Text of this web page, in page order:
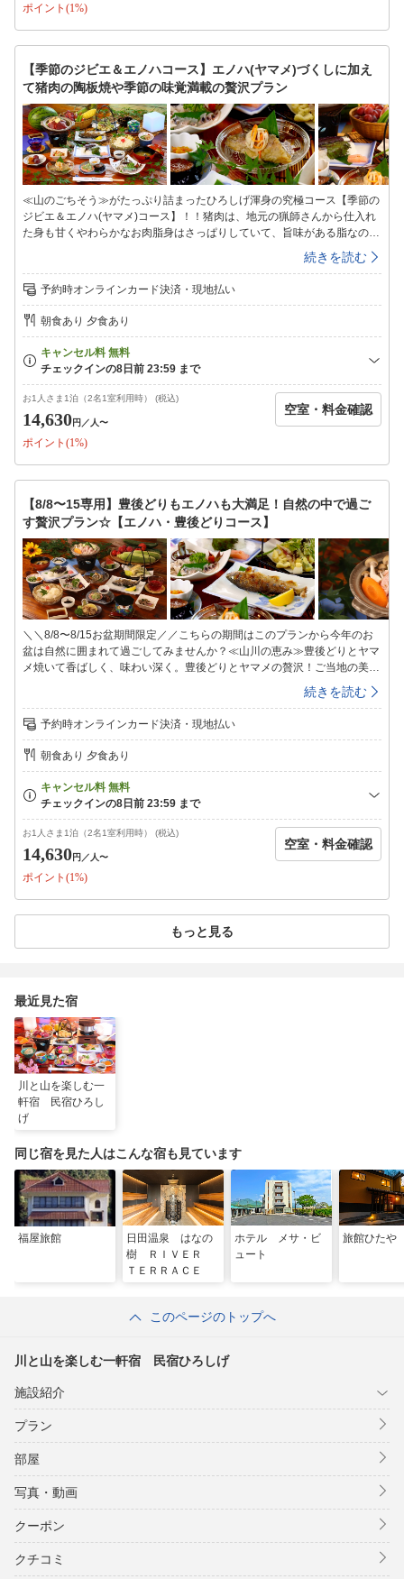
香の物・自家製シソジュース※写真は一例です。※季節や仕入れ状況など
す。4.5畳から2間続きの和室までご利用シーンに合わせてご自由にお選び
ください。※ペット受入不可※ご希望のお客様はペット専用プランからご
予約をお願いいたします。◇お風呂◇1か所の貸切風呂となっていますの
で、空いているタイミングでご利用ください。＜入浴時間＞１６：００〜
２1：００※朝はシャワーのみ利用可能です。※冬季期間(11/1〜3/31)は
暖房費として1部屋ごとに500円別途頂戴いたします。現地にてお支払い
ください。
ポイント(1%)
【季節のジビエ＆エノハコース】エノハ(ヤマメ)づくしに加え
て猪肉の陶板焼や季節の味覚満載の贅沢プラン
≪山のごちそう≫がたっぷり詰まったひろしげ渾身の究極コース【季節の
ジビエ＆エノハ(ヤマメ)コース】！！猪肉は、地元の猟師さんから仕入れ
た身も甘くやわらかなお肉脂身はさっぱりしていて、旨味がある脂なので
是非、赤身部分と一緒にご堪能ください！！【エノハって何？？】エノハ
とは九州の一部で使われる言葉で『ヤマメ』の事を意味します当館のヤマ
メは新鮮な山からの水を引いて育てている為川魚特有の臭みがまったくな
く獲れたてをご提供しております。川魚が苦手な方も一度食べたらまた食
べたいとなる事間違い無し☆彡当館は昔からエノハ（ヤマメ）の養殖業を
営む「エノハ屋」ですそんな当館だからこそ、新鮮なエノハを中心とした
山の幸が楽しめます山里の味覚をご堪能ください〜季節のジビエ＆エノハ
コース/夕食一例〜☆しし肉の陶板焼き（季節によってボタン鍋や網焼き
に変わります）・自家製米使用・季節の日替わり釜飯・季節を感じる前
菜・季節の味覚小鉢・エノハの塩焼き・エノハの甘露南蛮・エノハのから
揚げ・エノハのさしみ・季節の山菜天ぷら・茶わん蒸し・香の物・自家製
シソジュース※写真は一例です※季節や仕入れ状況などにより料理内容は
変更になる場合がございます※お子様のお食事について：小学生はひろし
不可※ご希望のお客様はペット専用プランからご予約をお願いいたします
◇共有スペース◇冷凍冷蔵庫、電子レンジがありますご自由にお使いくだ
さい◇お風呂◇1か所の貸切風呂となっていますので、空いているタイミ
ングでご利用ください＜入浴時間＞１６：００〜２1：００※朝はシャワ
ーのみ利用可能です◇備品・アメニティ◇シャンプー・リンス・ボディー
ソープ・石鹸・バスタオル・タオル・ドライヤー・浴衣・歯ブラシセッ
ト・お茶セット※冬季期間(11/1〜3/31)は暖房費として1部屋ごとに500円
別途頂戴いたします現地にてお支払いください
続きを読む
予約時オンラインカード決済・現地払い
朝食あり 夕食あり
お1人さま1泊（2名1室利用時） (税込)
14,630円 ／人〜
ポイント(1%)
空室・料金確認
【8/8〜15専用】豊後どりもエノハも大満足！自然の中で過ご
す贅沢プラン☆【エノハ・豊後どりコース】
＼＼8/8〜8/15お盆期間限定／／こちらの期間はこのプランから今年のお
盆は自然に囲まれて過ごしてみませんか？≪山川の恵み≫豊後どりとヤマ
メ焼いて香ばしく、味わい深く。豊後どりとヤマメの贅沢！ご当地の美
味、いいとこどりの贅沢プランです♪【エノハって何？】エノハとは九州
の一部で使われる言葉で『ヤマメ』の事を意味します当館のヤマメは新鮮
な山からの水を引いて育てている為川魚特有の臭みがまったくなく獲れた
てをご提供しております。川魚が苦手な方も一度食べたらまた食べたいと
なる事間違い無し☆当館は昔からエノハ（ヤマメ）の養殖業を営む「エノ
ハ屋」ですそんな当館だからこそ、新鮮なエノハを中心とした山の幸が楽
しめます山里の味覚をご堪能ください〜季節の銘柄鶏＆エノハコース/夕
食一例〜☆豊後どりの陶板焼き★ひろしげ初！？エノハの押し寿司（夏限
定)★自然の地下水を使った・そうめん(夏限定)・季節を感じる前菜・季節
の味覚小鉢・エノハの塩焼き・エノハの甘露南蛮・砂ずりのから揚げ・エ
ノハのさしみ・季節の山菜天ぷら・茶わん蒸し・香の物・自家製シソジュ
ース・あら汁・フルーツ※写真は一例です※季節や仕入れ状況などにより
料理内容は変更になる場合がございます※お子様のお食事について：小学
ので、ぜひお楽しみください！ご希望の際は備考欄に記載をお願いいたし
凍冷蔵庫、電子レンジがあります◇お風呂◇1か所の貸切風呂となってい
ますので、空いているタイミングでご利用ください＜入浴時間＞１６：０
０〜２1：００※朝はシャワーのみ利用可能です◇備品・アメニティ◇シ
ャンプー・リンス・ボディーソープ・石鹸・バスタオル・タオル・ドライ
ヤー・浴衣・歯ブラシセット・お茶セット
続きを読む
予約時オンラインカード決済・現地払い
朝食あり 夕食あり
お1人さま1泊（2名1室利用時） (税込)
14,630円 ／人〜
ポイント(1%)
空室・料金確認
もっと見る
最近見た宿
川と山を楽しむ一
軒宿 民宿ひろし
げ
同じ宿を見た人はこんな宿も見ています
福屋旅館
日田温泉 はなの
樹 ＲＩＶＥＲ
ＴＥＲＲＡＣＥ
ホテル メサ・ビ
ュート
旅館ひたや
このページのトップへ
川と山を楽しむ一軒宿 民宿ひろしげ
施設紹介
プラン
部屋
写真・動画
クーポン
クチコミ